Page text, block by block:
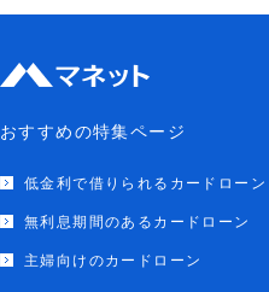
おすすめの特集ページ
低金利で借りられるカードローン
無利息期間のあるカードローン
主婦向けのカードローン